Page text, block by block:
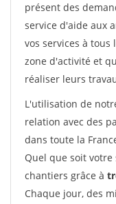
présent des
service d'aide aux
vos services à
zone d'activité et
réaliser leurs
L'utilisation de
relation avec des
dans toute la
Quel que soit
chantiers grâce à
Chaque jour, des